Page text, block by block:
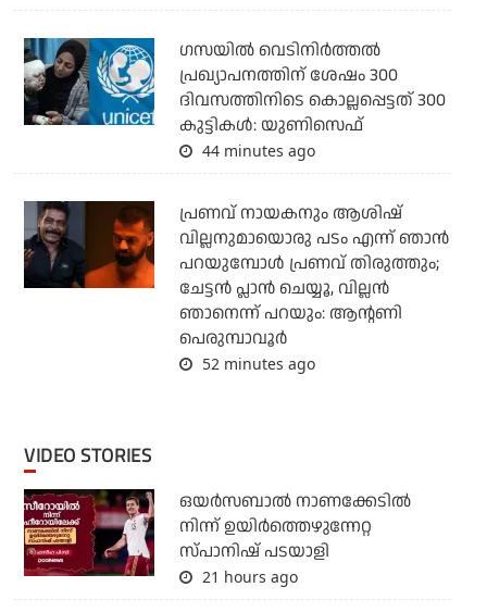
ഗസയില്‍ വെടിനിര്‍ത്തല്‍
പ്രഖ്യാപനത്തിന് ശേഷം 300
ദിവസത്തിനിടെ കൊല്ലപ്പെട്ടത് 300
കുട്ടികള്‍: യുണിസെഫ്
44 minutes ago
പ്രണവ് നായകനും ആശിഷ്
വില്ലനുമായൊരു പടം എന്ന് ഞാന്‍
പറയുമ്പോള്‍ പ്രണവ് തിരുത്തും;
ചേട്ടന്‍ പ്ലാന്‍ ചെയ്യൂ, വില്ലന്‍
ഞാനെന്ന് പറയും: ആന്റണി
പെരുമ്പാവൂര്‍
52 minutes ago
VIDEO STORIES
ഒയര്‍സബാൽ നാണക്കേടിൽ
നിന്ന് ഉയിർത്തെഴുന്നേറ്റ
സ്പാനിഷ് പടയാളി
21 hours ago